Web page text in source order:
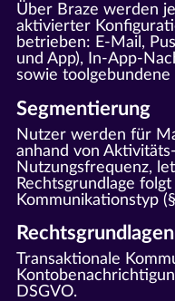
Über Braze werden
aktivierter
betrieben: E-Mail,
und App), In-App-
sowie
Segmentierung
Nutzer werden für
anhand von
Nutzungsfrequenz,
Rechtsgrundlage
Kommunikationstyp
Rechtsgrundlagen
Transaktionale
DSGVO.